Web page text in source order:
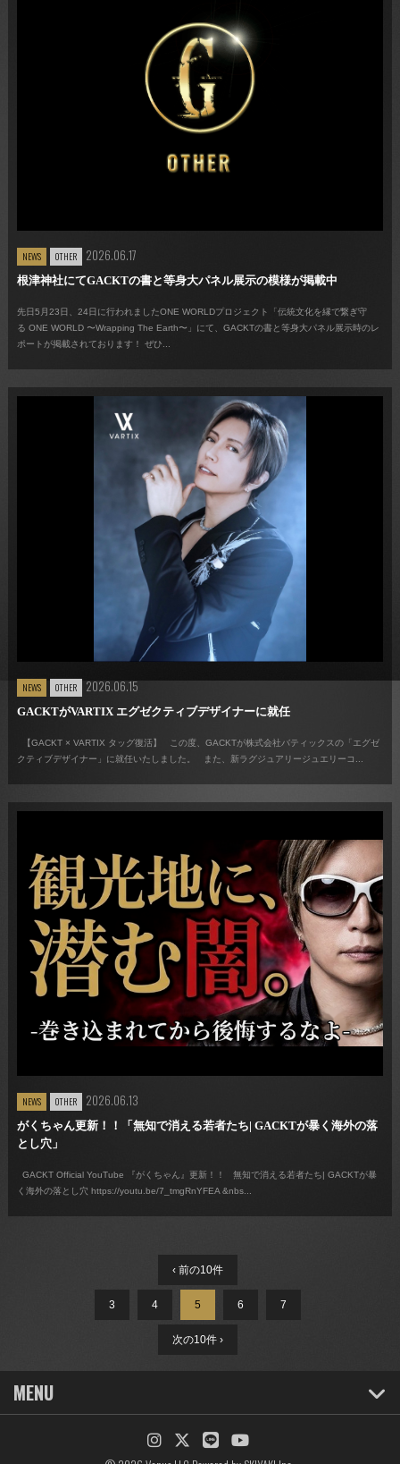
NEWS OTHER 2026.06.17
根津神社にてGACKTの書と等身大パネル展示の模様が掲載中
先日5月23日、24日に行われましたONE WORLDプロジェクト「伝統文化を縁で繋ぎ守
る ONE WORLD 〜Wrapping The Earth〜」にて、GACKTの書と等身大パネル展示時のレ
ポートが掲載されております！ ぜひ...
NEWS OTHER 2026.06.15
GACKTがVARTIX エグゼクティブデザイナーに就任
【GACKT × VARTIX タッグ復活】 この度、GACKTが株式会社バティックスの「エグゼ
クティブデザイナー」に就任いたしました。 また、新ラグジュアリージュエリーコ...
NEWS OTHER 2026.06.13
がくちゃん更新！！「無知で消える若者たち| GACKTが暴く海外の落
とし穴」
GACKT Official YouTube 『がくちゃん』更新！！ 無知で消える若者たち| GACKTが暴
く海外の落とし穴 https://youtu.be/7_tmgRnYFEA &nbs...
‹ 前の10件
3 4 5 6 7
次の10件 ›
MENU